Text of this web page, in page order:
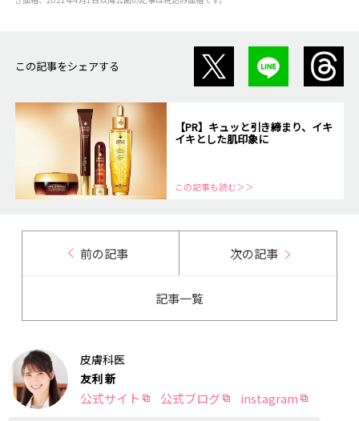
この記事をシェアする
【PR】キュッと引き締まり、イキ
イキとした肌印象に
この記事も読む＞＞
前の記事 次の記事
記事一覧
皮膚科医
友利 新
公式サイト 公式ブログ instagram